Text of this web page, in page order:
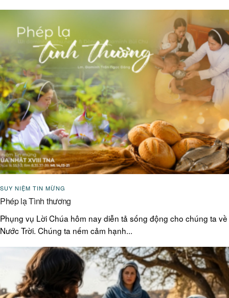
SUY NIỆM TIN MỪNG
Phép lạ Tình thương
Phụng vụ Lời Chúa hôm nay diễn tả sống động cho chúng ta về
Nước Trời. Chúng ta nếm cảm hạnh...